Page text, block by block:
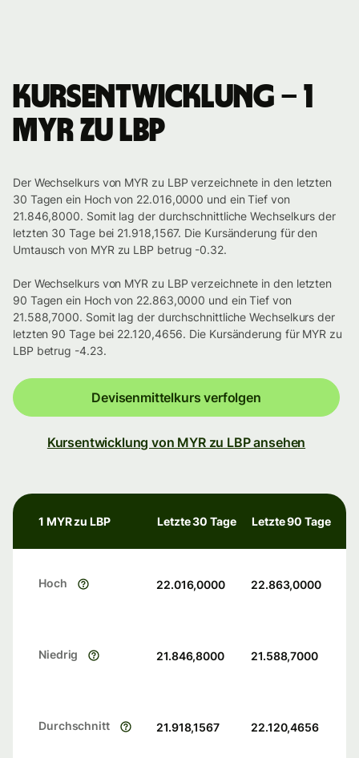
Kursentwicklung – 1
MYR zu LBP
Der Wechselkurs von MYR zu LBP verzeichnete in den letzten
30 Tagen ein Hoch von 22.016,0000 und ein Tief von
21.846,8000. Somit lag der durchschnittliche Wechselkurs der
letzten 30 Tage bei 21.918,1567. Die Kursänderung für den
Umtausch von MYR zu LBP betrug -0.32.
Der Wechselkurs von MYR zu LBP verzeichnete in den letzten
90 Tagen ein Hoch von 22.863,0000 und ein Tief von
21.588,7000. Somit lag der durchschnittliche Wechselkurs der
letzten 90 Tage bei 22.120,4656. Die Kursänderung für MYR zu
LBP betrug -4.23.
Devisenmittelkurs verfolgen
Kursentwicklung von MYR zu LBP ansehen
1 MYR zu LBP Letzte 30 Tage Letzte 90 Tage
Hoch 22.016,0000 22.863,0000
Niedrig 21.846,8000 21.588,7000
Durchschnitt 21.918,1567 22.120,4656